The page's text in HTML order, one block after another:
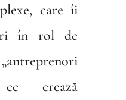
care îi
în rol de
ce crează